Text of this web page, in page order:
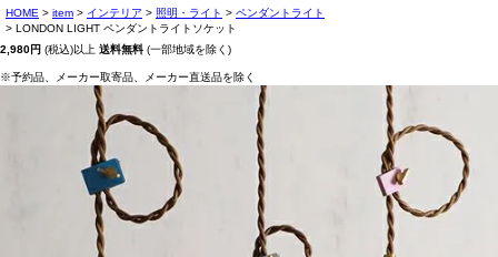
HOME item インテリア 照明・ライト
ペンダントライト
LONDON LIGHT ペンダントライトソケット
2,980円 (税込)以上 送料無料 (一部地域を除く)
※予約品、メーカー取寄品、メーカー直送品を除く